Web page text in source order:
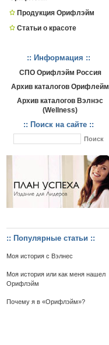
Продукция Орифлэйм
Статьи о красоте
:: Информация ::
СПО Орифлэйм Россия
Архив каталогов Орифлейм
Архив каталогов Вэлнэс
(Wellness)
:: Поиск на сайте ::
:: Популярные статьи ::
Моя история с Вэлнес
Моя история или как меня нашел
Орифлэйм
Почему я в «Орифлэйм»?